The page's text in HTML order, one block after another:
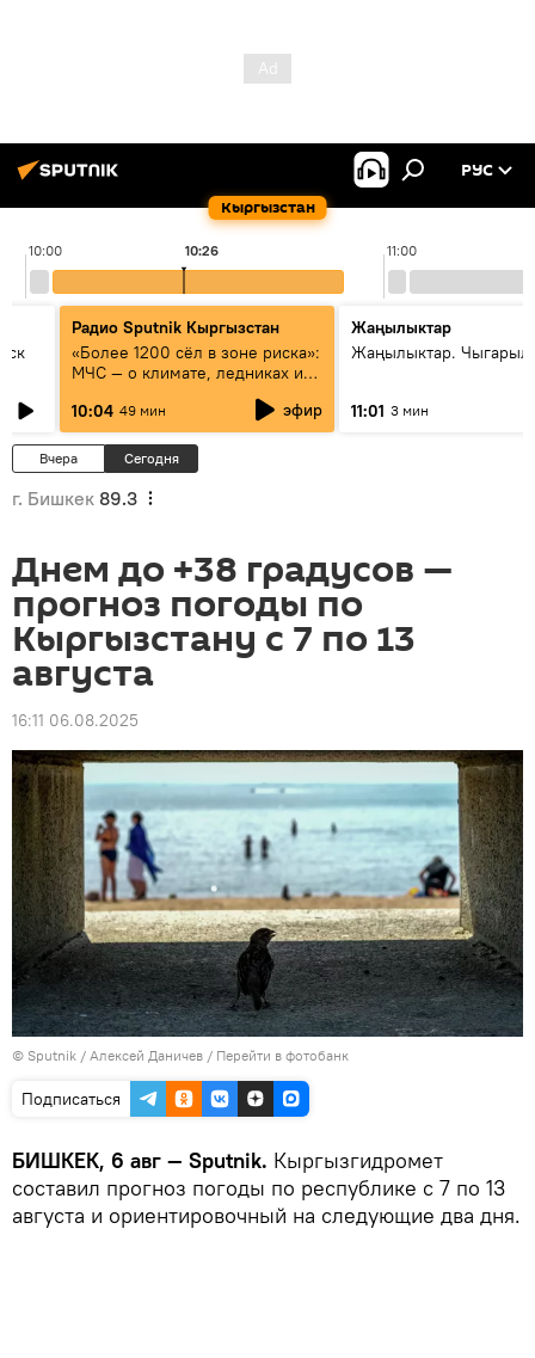
Кыргызстан
РУС
10:00 11:00
10:26
Радио Sputnik Кыргызстан
«Более 1200 сёл в зоне риска»:
МЧС — о климате, ледниках и
населения
10:04 49 мин эфир
Жаңылыктар
Жаңылыктар.
11:01 3 мин
Вчера Сегодня
г. Бишкек 89.3
Днем до +38 градусов —
прогноз погоды по
Кыргызстану с 7 по 13
августа
16:11 06.08.2025
© Sputnik / Алексей Даничев / Перейти в фотобанк
Подписаться
БИШКЕК, 6 авг — Sputnik. Кыргызгидромет
составил прогноз погоды по республике с 7 по 13
августа и ориентировочный на следующие два дня.